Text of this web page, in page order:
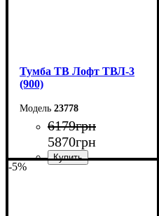
Тумба ТВ Лофт ТВЛ-3
(900)
23778
6179грн
5870грн
-5%